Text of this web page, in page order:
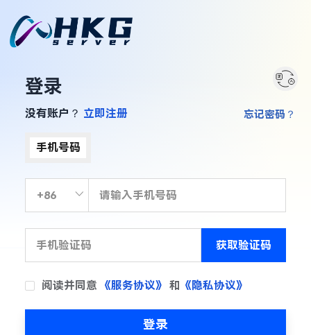
登录
没有账户？ 立即注册
手机号码
获取验证码
阅读并同意 《服务协议》 和 《隐私协议》
忘记密码？
登录